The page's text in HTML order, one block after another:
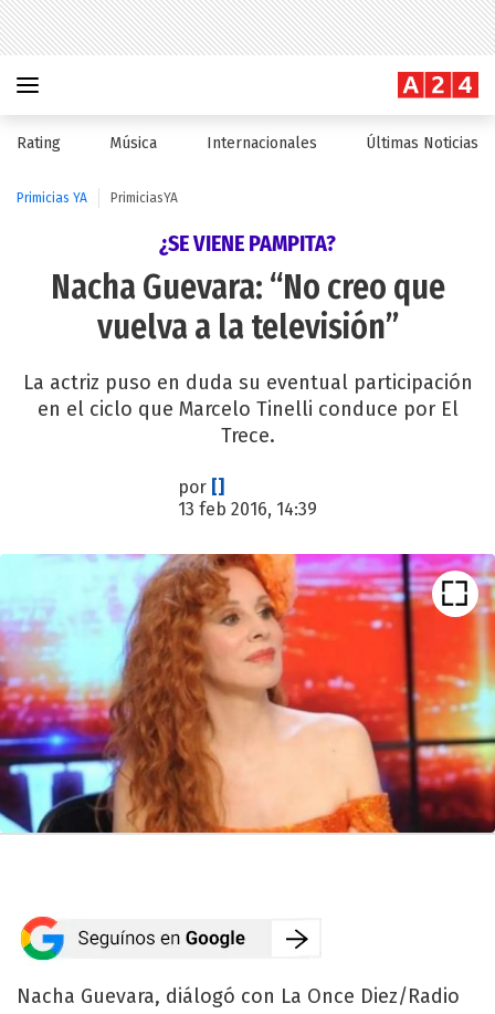
Rating Música Internacionales Últimas Noticias
Primicias YA PrimiciasYA
¿SE VIENE PAMPITA?
Nacha Guevara: “No creo que
vuelva a la televisión”
La actriz puso en duda su eventual participación
en el ciclo que Marcelo Tinelli conduce por El
Trece.
por []
13 feb 2016, 14:39
Nacha Guevara, diálogó con La Once Diez/Radio